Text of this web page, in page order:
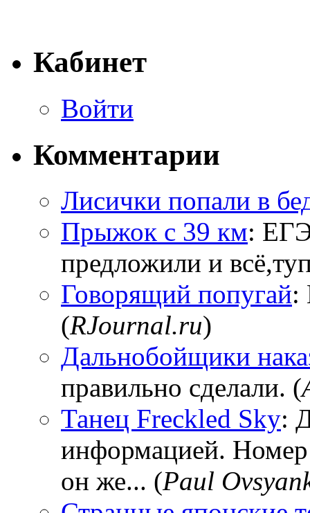
Кабинет
Войти
Комментарии
Лисички попали в
Прыжок с 39 км:
предложили и
Говорящий попугай:
(RJournal.ru)
Дальнобойщики
правильно сделали. (
Танец Freckled Sky:
информацией.
он же... (Paul